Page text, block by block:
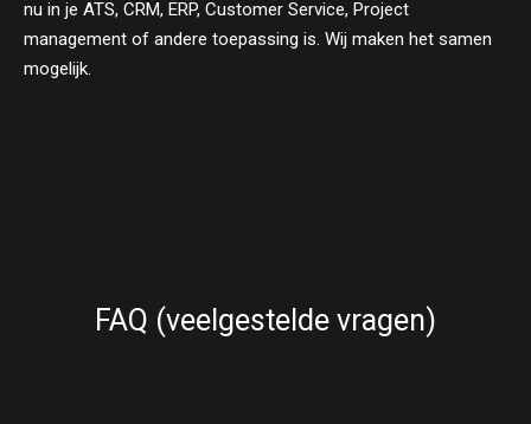
nu in je ATS, CRM, ERP, Customer Service, Project
management of andere toepassing is. Wij maken het samen
mogelijk.
FAQ (veelgestelde vragen)